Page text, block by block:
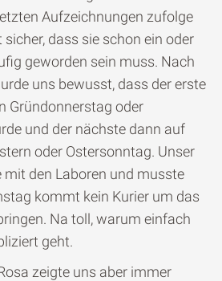
Aufzeichnungen zufolge
dass sie schon ein oder
geworden sein muss. Nach
uns bewusst, dass der erste
Gründonnerstag oder
und der nächste dann auf
oder Ostersonntag. Unser
den Laboren und musste
kommt kein Kurier um das
Na toll, warum einfach
geht.
zeigte uns aber immer